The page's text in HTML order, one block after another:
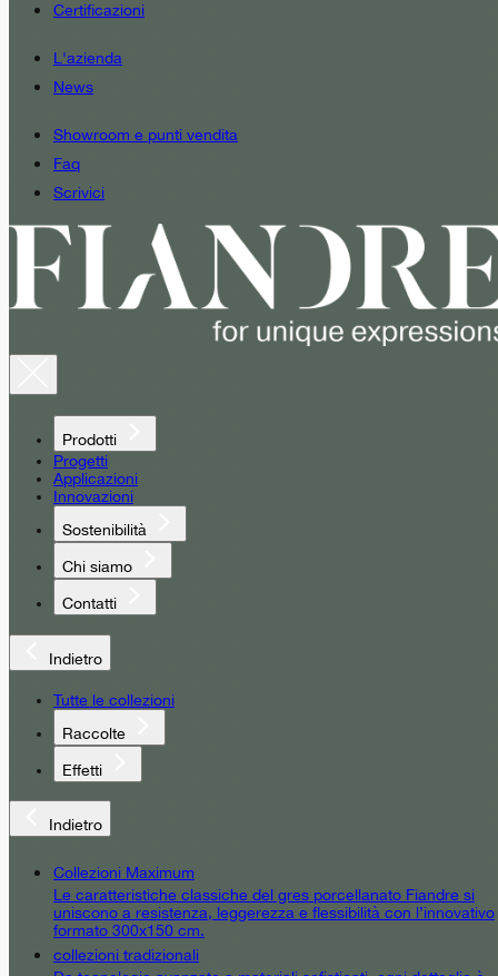
Certificazioni
L'azienda
News
Showroom e punti vendita
Faq
Scrivici
Prodotti
Progetti
Applicazioni
Innovazioni
Sostenibilità
Chi siamo
Contatti
Indietro
Tutte le collezioni
Raccolte
Effetti
Indietro
Collezioni Maximum
Le caratteristiche classiche del gres porcellanato Fiandre si
uniscono a resistenza, leggerezza e flessibilità con l’innovativo
formato 300x150 cm.
collezioni tradizionali